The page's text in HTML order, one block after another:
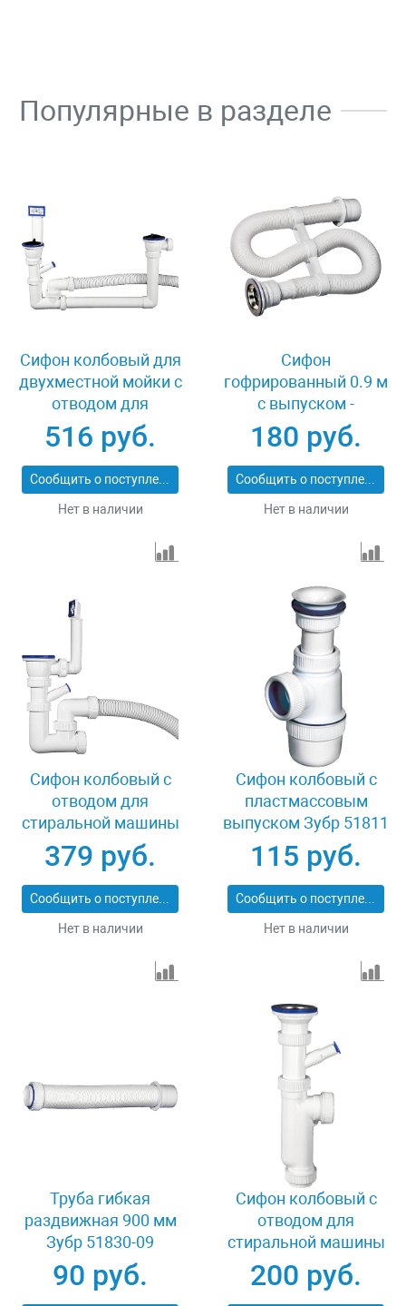
Популярные в разделе
Сифон колбовый для
двухместной мойки с
отводом для
стиральной машины
и переливом Зубр
51867-2
516 руб.
Сообщить о поступлении
Нет в наличии
Сифон
гофрированный 0.9 м
с выпуском -
нержавеющая чашка
Зубр 51883-09
180 руб.
Сообщить о поступлении
Нет в наличии
Сифон колбовый с
отводом для
стиральной машины
и переливом Зубр
51869
379 руб.
Сообщить о поступлении
Нет в наличии
Сифон колбовый с
пластмассовым
выпуском Зубр 51811
115 руб.
Сообщить о поступлении
Нет в наличии
Труба гибкая
раздвижная 900 мм
Зубр 51830-09
90 руб.
Сифон колбовый с
отводом для
стиральной машины
Зубр 51857
200 руб.